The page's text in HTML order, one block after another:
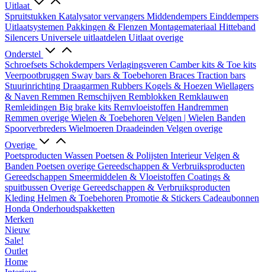
Uitlaat
Spruitstukken Katalysator vervangers Middendempers Einddempers
Uitlaatsystemen Pakkingen & Flenzen Montagemateriaal Hitteband
Silencers Universele uitlaatdelen Uitlaat overige
Onderstel
Schroefsets Schokdempers Verlagingsveren Camber kits & Toe kits
Veerpootbruggen Sway bars & Toebehoren Braces Traction bars
Stuurinrichting Draagarmen Rubbers Kogels & Hoezen Wiellagers
& Naven Remmen Remschijven Remblokken Remklauwen
Remleidingen Big brake kits Remvloeistoffen Handremmen
Remmen overige Wielen & Toebehoren Velgen | Wielen Banden
Spoorverbreders Wielmoeren Draadeinden Velgen overige
Overige
Poetsproducten Wassen Poetsen & Polijsten InterieurVelgen &
Banden Poetsen overige Gereedschappen & Verbruiksproducten
Gereedschappen Smeermiddelen & Vloeistoffen Coatings &
spuitbussen Overige Gereedschappen & Verbruiksproducten
Kleding Helmen & Toebehoren Promotie & Stickers Cadeaubonnen
Honda Onderhoudspakketten
Merken
Nieuw
Sale!
Outlet
Home